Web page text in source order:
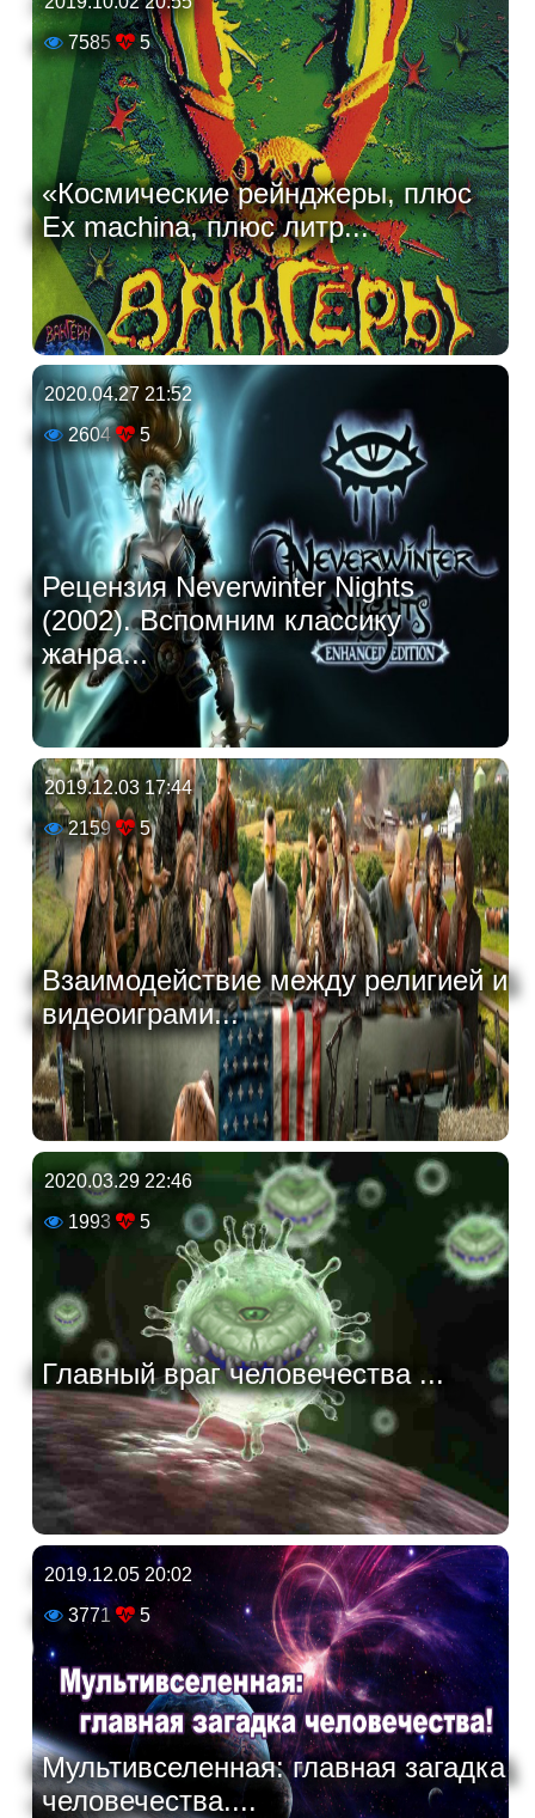
7585
5
«Космические рейнджеры, плюс
Ex machina, плюс литр...
2020.04.27 21:52
2604
5
Рецензия Neverwinter Nights
(2002). Вспомним классику
жанра...
2019.12.03 17:44
2159
5
Взаимодействие между религией и
видеоиграми...
2020.03.29 22:46
1993
5
Главный враг человечества ...
2019.12.05 20:02
3771
5
Мультивселенная: главная загадка
человечества....